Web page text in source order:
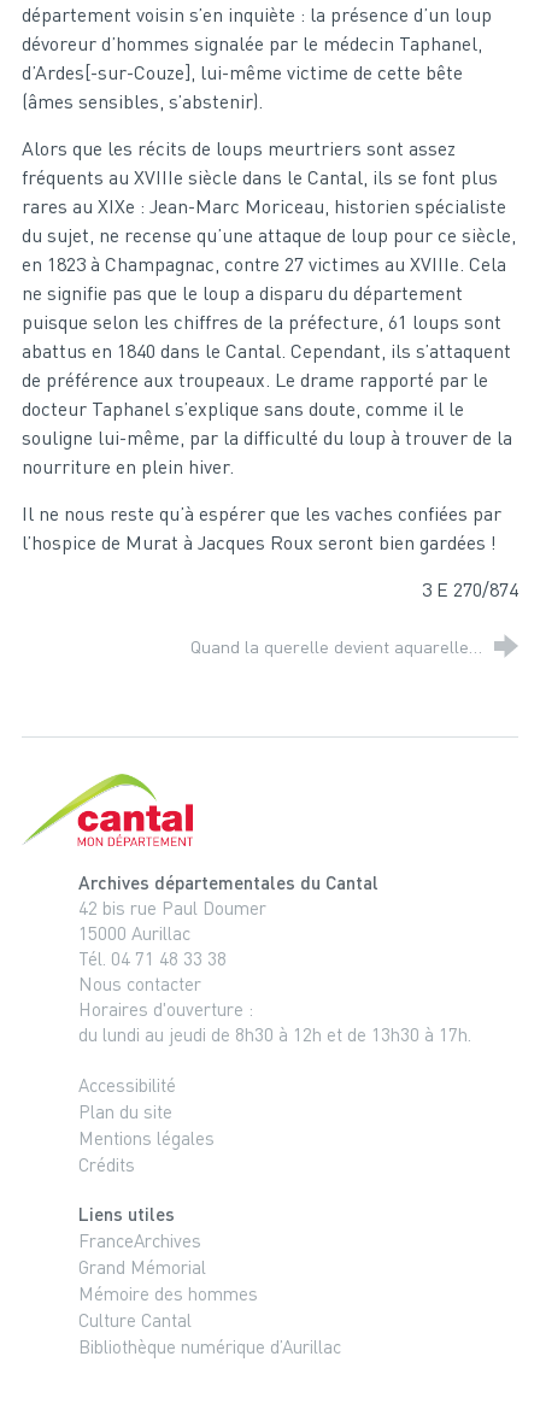
département voisin s’en inquiète : la présence d’un loup
dévoreur d’hommes signalée par le médecin Taphanel,
d’Ardes[-sur-Couze], lui-même victime de cette bête
(âmes sensibles, s’abstenir).
Alors que les récits de loups meurtriers sont assez
fréquents au XVIIIe siècle dans le Cantal, ils se font plus
rares au XIXe : Jean-Marc Moriceau, historien spécialiste
du sujet, ne recense qu’une attaque de loup pour ce siècle,
en 1823 à Champagnac, contre 27 victimes au XVIIIe. Cela
ne signifie pas que le loup a disparu du département
puisque selon les chiffres de la préfecture, 61 loups sont
abattus en 1840 dans le Cantal. Cependant, ils s’attaquent
de préférence aux troupeaux. Le drame rapporté par le
docteur Taphanel s’explique sans doute, comme il le
souligne lui-même, par la difficulté du loup à trouver de la
nourriture en plein hiver.
Il ne nous reste qu’à espérer que les vaches confiées par
l’hospice de Murat à Jacques Roux seront bien gardées !
3 E 270/874
Quand la querelle devient aquarelle…
Archives départementales du Cantal
42 bis rue Paul Doumer
15000 Aurillac
Tél. 04 71 48 33 38
Nous contacter
Horaires d'ouverture :
du lundi au jeudi de 8h30 à 12h et de 13h30 à 17h.
Accessibilité
Plan du site
Mentions légales
Crédits
Liens utiles
FranceArchives
Grand Mémorial
Mémoire des hommes
Culture Cantal
Bibliothèque numérique d’Aurillac